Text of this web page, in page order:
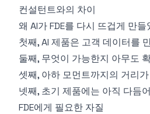
컨설턴트와의 차이
왜 AI가 FDE를 다시 뜨겁게 만들
첫째, AI 제품은 고객 데이터를
둘째, 무엇이 가능한지 아무도
셋째, 아하 모먼트까지의 거리
넷째, 초기 제품에는 아직 다듬
FDE에게 필요한 자질